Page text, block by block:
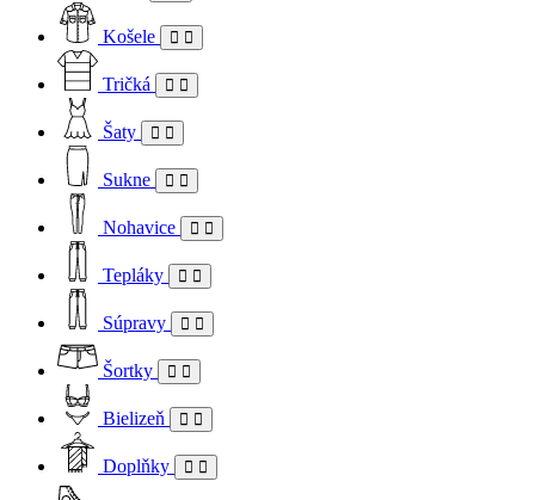
Košele
Tričká
Šaty
Sukne
Nohavice
Tepláky
Súpravy
Šortky
Bielizeň
Doplňky